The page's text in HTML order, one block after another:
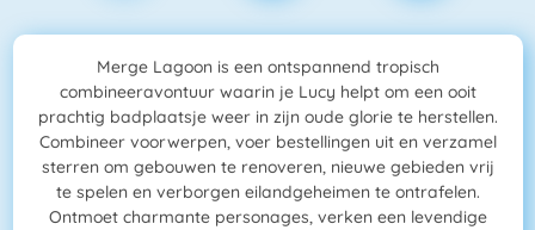
Merge Lagoon is een ontspannend tropisch
combineeravontuur waarin je Lucy helpt om een ooit
prachtig badplaatsje weer in zijn oude glorie te herstellen.
Combineer voorwerpen, voer bestellingen uit en verzamel
sterren om gebouwen te renoveren, nieuwe gebieden vrij
te spelen en verborgen eilandgeheimen te ontrafelen.
Ontmoet charmante personages, verken een levendige